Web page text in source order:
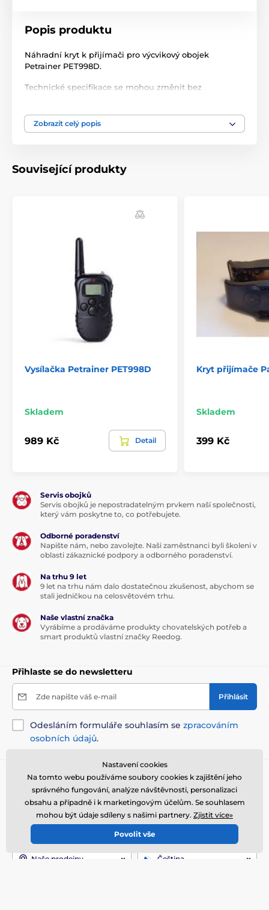
Popis produktu
Náhradní kryt k přijímači pro výcvikový obojek
Petrainer PET998D.
Technické specifikace se mohou změnit bez
Příslušenství výcvikové obojky
Zobrazit celý popis
Související produkty
Vysílačka Petrainer PET998D
Skladem
989 Kč Detail
Kryt přijímače
Skladem
399 Kč
Servis obojků
Servis obojků je nepostradatelným prvkem naší společnosti,
který vám poskytne to, co potřebujete.
Odborné poradenství
Napište nám, nebo zavolejte. Naši zaměstnanci byli školeni v
oblasti zákaznické podpory a odborného poradenství.
Na trhu 9 let
9 let na trhu nám dalo dostatečnou zkušenost, abychom se
stali jedničkou na celosvětovém trhu.
Naše vlastní značka
Vyrábíme a prodáváme produkty chovatelských potřeb a
smart produktů vlastní značky Reedog.
Přihlaste se do newsletteru
Zde napište váš e-mail Přihlásit
Odesláním formuláře souhlasím se zpracováním
osobních údajů.
Potřebujete poradit offline
Zákaznický servis je k dispozici
+420 216 216 106
info@elektro-obojky.cz
Naše prodejny Čeština
Nastavení cookies
Na tomto webu používáme soubory cookies k zajištění jeho
správného fungování, analýze návštěvnosti, personalizaci
obsahu a případně i k marketingovým účelům. Se souhlasem
mohou být údaje sdíleny s našimi partnery. Zjistit více»
Povolit vše